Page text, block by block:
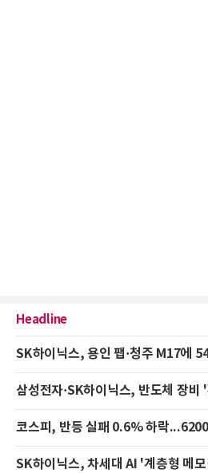
Headline
SK하이닉스, 용인 팹·청주 M17에
삼성전자·SK하이닉스, 반도체 장비
코스피, 반등 실패 0.6% 하락
SK하이닉스, 차세대 AI '계층형 메모